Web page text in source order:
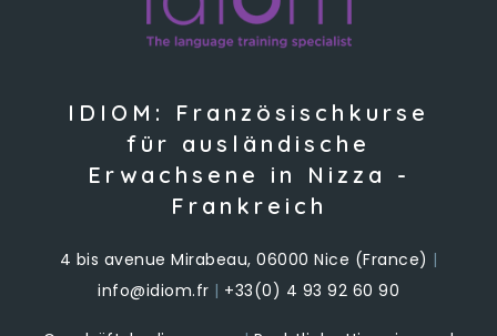
IDIOM: Französischkurse
für ausländische
Erwachsene in Nizza -
Frankreich
4 bis avenue Mirabeau, 06000 Nice (France) |
info@idiom.fr | +33(0) 4 93 92 60 90